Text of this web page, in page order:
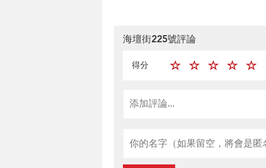
海壇街225號評論
得分